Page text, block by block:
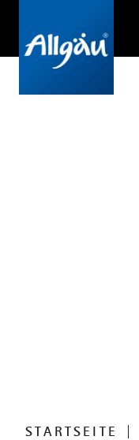
STARTSEITE